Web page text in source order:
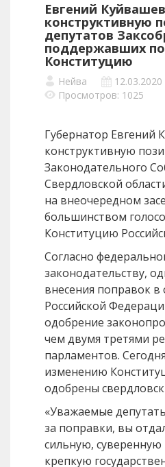
Евгений
конструктивную
депутатов
поддержавших
Конституцию
Нейва
12.03.2020
Просмотров: 1025
Губернатор Евгений
конструктивную
Законодательного
Свердловской
на внеочередном
большинством
Конституцию
Согласно
законодательству,
внесения поправок в
Российской
одобрение
чем двумя третями
парламентов.
изменению
одобрены
«Уважаемые
за поправки, вы
сильную, суверенную
крепкую